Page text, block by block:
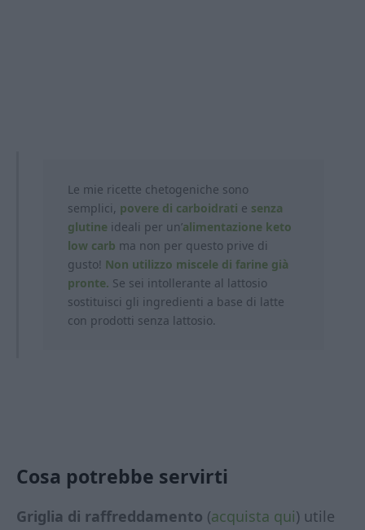
Le mie ricette chetogeniche sono
semplici, povere di carboidrati e senza
glutine ideali per un’alimentazione keto
low carb ma non per questo prive di
gusto! Non utilizzo miscele di farine già
pronte. Se sei intollerante al lattosio
sostituisci gli ingredienti a base di latte
con prodotti senza lattosio.
Cosa potrebbe servirti
Griglia di raffreddamento (acquista qui) utile